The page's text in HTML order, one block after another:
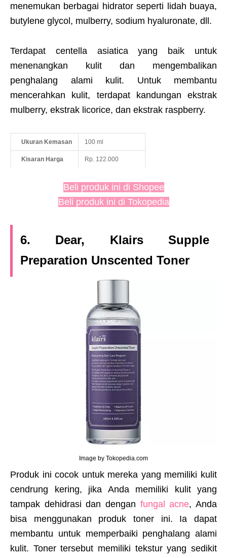
menemukan berbagai hidrator seperti lidah buaya,
butylene glycol, mulberry, sodium hyaluronate, dll.
Terdapat centella asiatica yang baik untuk
menenangkan kulit dan mengembalikan
penghalang alami kulit. Untuk membantu
mencerahkan kulit, terdapat kandungan ekstrak
mulberry, ekstrak licorice, dan ekstrak raspberry.
Ukuran Kemasan 100 ml
Kisaran Harga Rp. 122.000
Beli produk ini di Shopee
Beli produk ini di Tokopedia
6. Dear, Klairs Supple
Preparation Unscented Toner
Image by Tokopedia.com
Produk ini cocok untuk mereka yang memiliki kulit
cendrung kering, jika Anda memiliki kulit yang
tampak dehidrasi dan dengan fungal acne, Anda
bisa menggunakan produk toner ini. Ia dapat
membantu untuk memperbaiki penghalang alami
kulit. Toner tersebut memiliki tekstur yang sedikit